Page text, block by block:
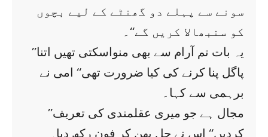
سونے سے پہلے دو گھنٹے کے لیے بچوں
کو سنبھالا کریں گے‘‘۔
’’یہ بات تم آرام سے بھی منواسکتی تھیں اتنا
پاگل پنا کرنے کی کیا ضرورت تھی‘‘ امی نے
برہمی سے کہا۔
’’مجال ہے جو میری عقلمندی کی تعریف
کردیں‘‘ اس نے جل بھن کر فون رکھ دیا۔